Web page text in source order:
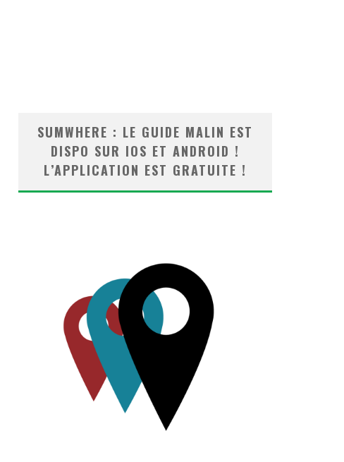
SUMWHERE : LE GUIDE MALIN EST
DISPO SUR IOS ET ANDROID !
L’APPLICATION EST GRATUITE !